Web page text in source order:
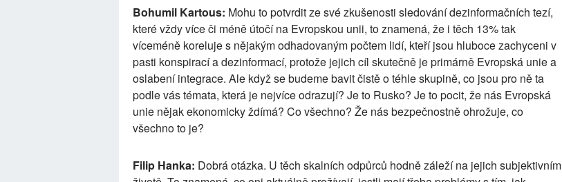
Bohumil Kartous: Mohu to potvrdit ze své zkušenosti sledování dezinformačních tezí,
které vždy více či méně útočí na Evropskou unii, to znamená, že i těch 13% tak
víceméně koreluje s nějakým odhadovaným počtem lidí, kteří jsou hluboce zachyceni v
pasti konspirací a dezinformací, protože jejich cíl skutečně je primárně Evropská unie a
oslabení integrace. Ale když se budeme bavit čistě o téhle skupině, co jsou pro ně ta
podle vás témata, která je nejvíce odrazují? Je to Rusko? Je to pocit, že nás Evropská
unie nějak ekonomicky ždímá? Co všechno? Že nás bezpečnostně ohrožuje, co
všechno to je?
Filip Hanka: Dobrá otázka. U těch skalních odpůrců hodně záleží na jejich subjektivním